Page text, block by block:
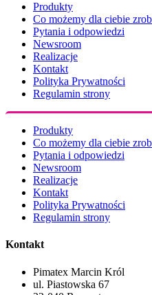
Produkty
Co możemy dla ciebie
Pytania i odpowiedzi
Newsroom
Realizacje
Kontakt
Polityka Prywatności
Regulamin strony
Produkty
Co możemy dla ciebie
Pytania i odpowiedzi
Newsroom
Realizacje
Kontakt
Polityka Prywatności
Regulamin strony
Kontakt
Pimatex Marcin Król
ul. Piastowska 67